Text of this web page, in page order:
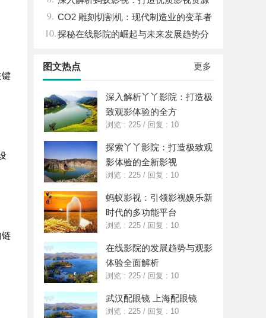
键
链
回津液
新平台
9. CO2 雕刻切割机：现代制造业的变革者
10.探秘在线影院的崛起与未来发展趋势分
更多
图文热点
深入解析丫丫影院：打造极
致观影体验的全方
浏览 : 225 / 回复 : 10
探索丫丫影院：打造极致观
影体验的全新影视
浏览 : 225 / 回复 : 10
蚂蚁影视：引领影视娱乐新
时代的多功能平台
浏览 : 225 / 回复 : 10
在线影院的发展趋势与观影
体验全面解析
浏览 : 225 / 回复 : 10
武汉配眼镜 上海配眼镜
浏览 : 225 / 回复 : 10